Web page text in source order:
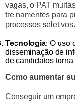
vagas, o PAT
treinamentos para
processos seletivos.
Tecnologia: O uso
disseminação de
de candidatos
Como aumentar
Conseguir um